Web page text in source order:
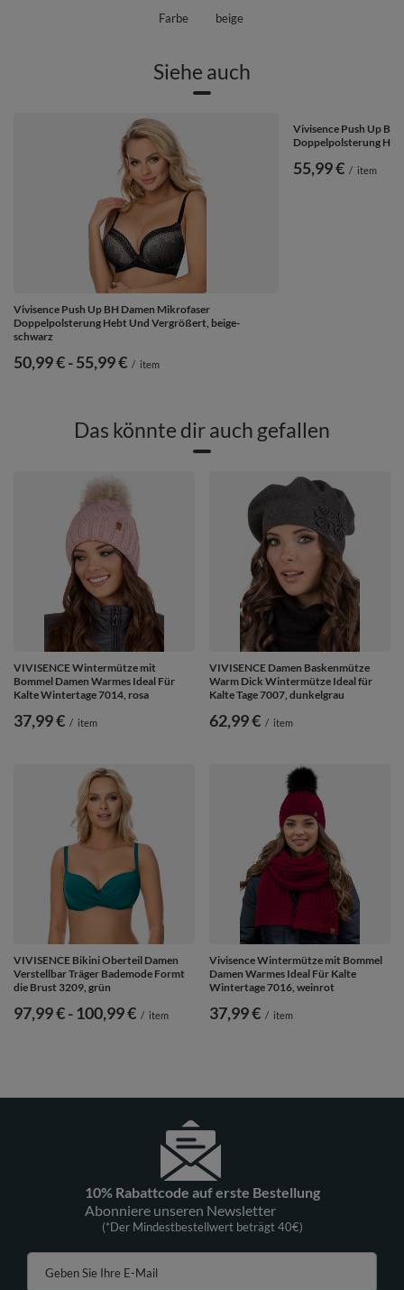
Farbe beige
Siehe auch
Vivisence Push Up BH Damen Mikrofaser
Doppelpolsterung Hebt Und Vergrößert, beige-
schwarz
ab
50,99 €-bis
55,99 € / item
Vivisence Push Up BH
Doppelpolsterung
55,99 € / item
Das könnte dir auch gefallen
VIVISENCE Wintermütze mit
Bommel Damen Warmes Ideal Für
Kalte Wintertage 7014, rosa
37,99 € / item
VIVISENCE Damen Baskenmütze
Warm Dick Wintermütze Ideal für
Kalte Tage 7007, dunkelgrau
62,99 € / item
VIVISENCE Bikini Oberteil Damen
Verstellbar Träger Bademode Formt
die Brust 3209, grün
ab
97,99 €-bis
100,99 € / item
Vivisence Wintermütze mit Bommel
Damen Warmes Ideal Für Kalte
Wintertage 7016, weinrot
37,99 € / item
10% Rabattcode auf erste Bestellung
Abonniere unseren Newsletter
(*Der Mindestbestellwert beträgt 40€)
Geben Sie Ihre E-Mail